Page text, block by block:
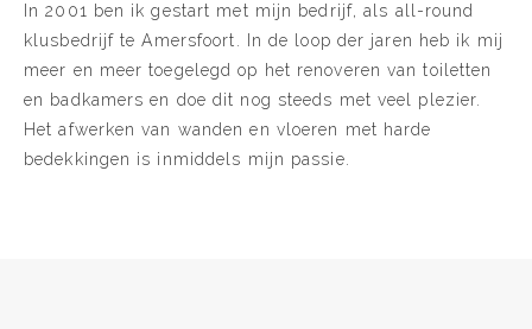
In 2001 ben ik gestart met mijn bedrijf, als all-round
klusbedrijf te Amersfoort. In de loop der jaren heb ik mij
meer en meer toegelegd op het renoveren van toiletten
en badkamers en doe dit nog steeds met veel plezier.
Het afwerken van wanden en vloeren met harde
bedekkingen is inmiddels mijn passie.